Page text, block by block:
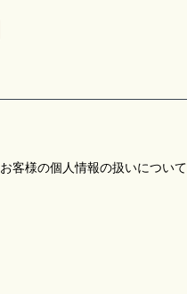
お客様の個人情報の扱いについて